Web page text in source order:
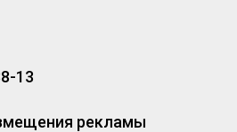
13
рекламы